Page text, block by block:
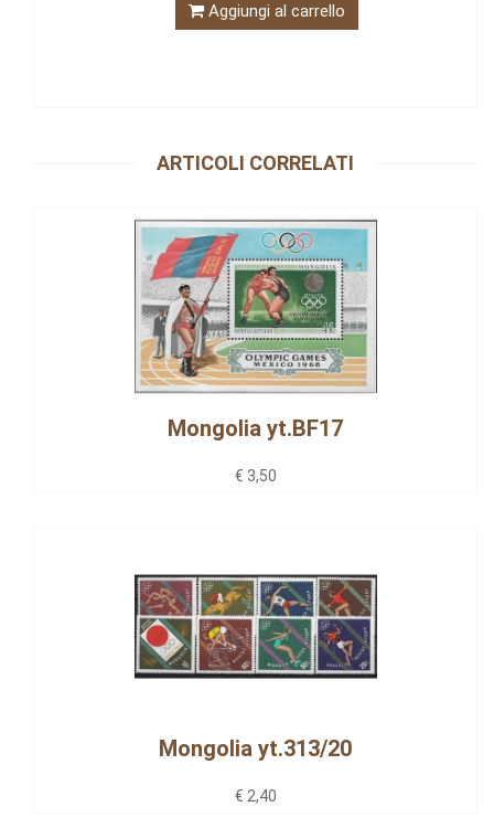
Aggiungi al carrello
ARTICOLI CORRELATI
Mongolia yt.BF17
€ 3,50
Mongolia yt.313/20
€ 2,40